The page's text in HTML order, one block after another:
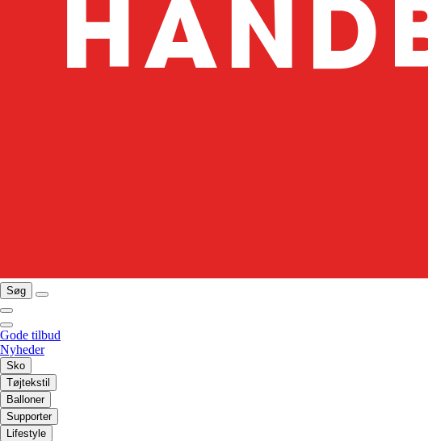
Søg
Gode tilbud
Nyheder
Sko
Tøjtekstil
Balloner
Supporter
Lifestyle